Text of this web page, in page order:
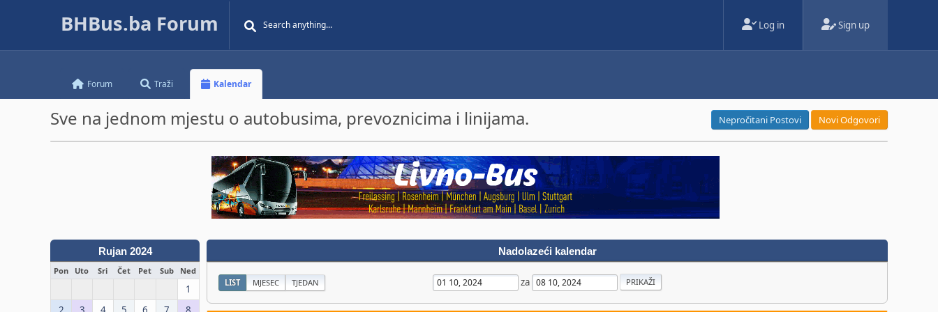
BHBus.ba Forum Log in Sign up
Forum Traži Kalendar
Sve na jednom mjestu o autobusima, prevoznicima i linijama. Nepročitani Postovi Novi Odgovori
Rujan 2024
Pon Uto Sri Čet Pet Sub Ned
1
Nadolazeći kalendar
LIST MJESEC TJEDAN za